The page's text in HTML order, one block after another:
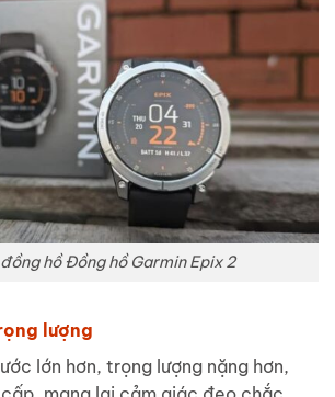
hồ Đồng hồ Garmin Epix 2
lượng
lớn hơn, trọng lượng nặng hơn,